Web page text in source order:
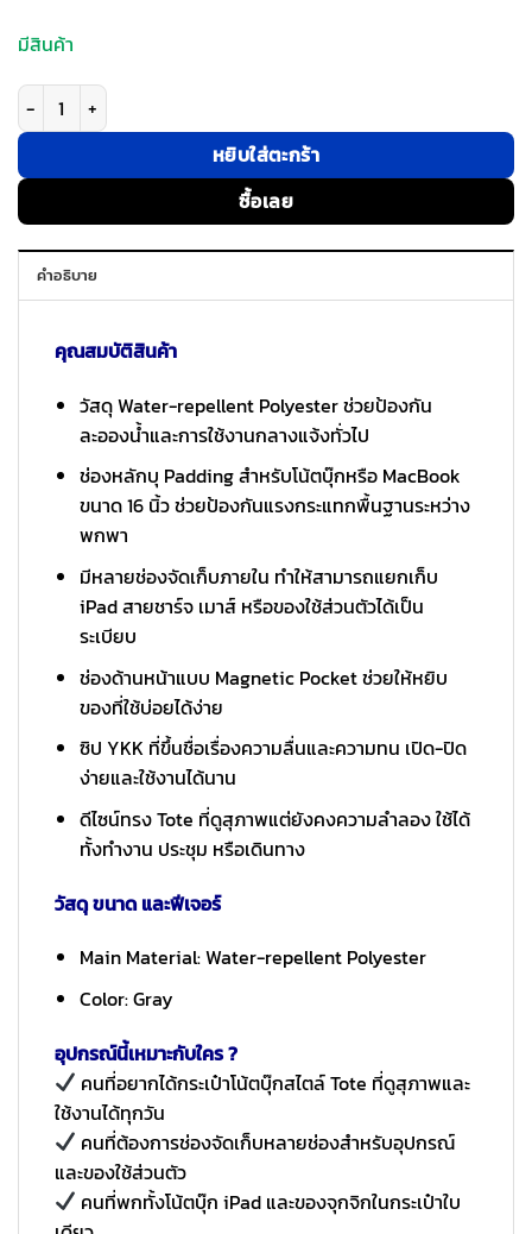
มีสินค้า
จำนวน WiWU รุ่น Ora Tote - กระเป๋าถือ Laptop/MacBook ขนาด 16“ - สี
หยิบใส่ตะกร้า
ซื้อเลย
คำอธิบาย
คุณสมบัติสินค้า
วัสดุ Water-repellent Polyester ช่วยป้องกัน
ละอองน้ำและการใช้งานกลางแจ้งทั่วไป
ช่องหลักบุ Padding สำหรับโน้ตบุ๊กหรือ MacBook
ขนาด 16 นิ้ว ช่วยป้องกันแรงกระแทกพื้นฐานระหว่าง
พกพา
มีหลายช่องจัดเก็บภายใน ทำให้สามารถแยกเก็บ
iPad สายชาร์จ เมาส์ หรือของใช้ส่วนตัวได้เป็น
ระเบียบ
ช่องด้านหน้าแบบ Magnetic Pocket ช่วยให้หยิบ
ของที่ใช้บ่อยได้ง่าย
ซิป YKK ที่ขึ้นชื่อเรื่องความลื่นและความทน เปิด-ปิด
ง่ายและใช้งานได้นาน
ดีไซน์ทรง Tote ที่ดูสุภาพแต่ยังคงความลำลอง ใช้ได้
ทั้งทำงาน ประชุม หรือเดินทาง
วัสดุ ขนาด และฟีเจอร์
Main Material: Water-repellent Polyester
Color: Gray
อุปกรณ์นี้เหมาะกับใคร ?
คนที่อยากได้กระเป๋าโน้ตบุ๊กสไตล์ Tote ที่ดูสุภาพและ
ใช้งานได้ทุกวัน
คนที่ต้องการช่องจัดเก็บหลายช่องสำหรับอุปกรณ์
และของใช้ส่วนตัว
คนที่พกทั้งโน้ตบุ๊ก iPad และของจุกจิกในกระเป๋าใบ